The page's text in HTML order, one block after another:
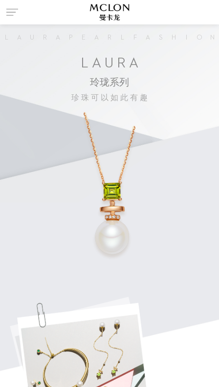
菜
单
L A U R A P E A R L F A S H O N
L A U R A
玲珑系列
珍 珠 可 以 如 此 有 趣